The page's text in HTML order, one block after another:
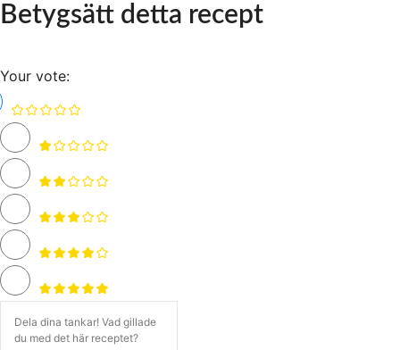
Betygsätt detta recept
Your vote: